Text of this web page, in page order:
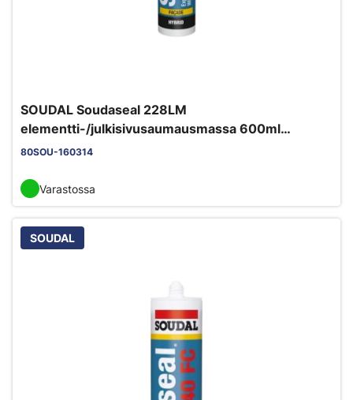
SOUDAL Soudaseal 228LM
elementti-/julkisivusaumausmassa 600ml
valkoinen EC1+ M1 myrkytön
80SOU-160314
Varastossa
SOUDAL